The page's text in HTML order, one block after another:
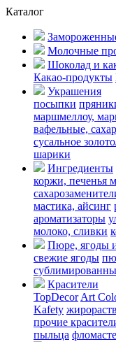
Каталог
Молочные
Шоколад и
Какао-продукты
Украшения
посыпки
маршмеллоу,
вафельные,
сусальное
шарики
Ингредиенты
коржи, печенья
мастика, айсинг
ароматизаторы
молоко, сливки
Пюре, ягоды
свежие ягоды
Красители
TopDecor Art
Kafety
прочие
пыльца